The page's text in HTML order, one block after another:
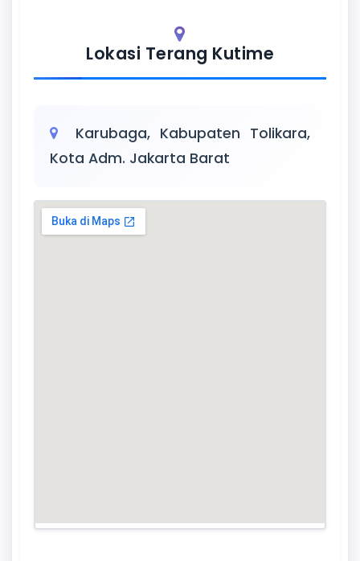
Lokasi Terang Kutime
Karubaga, Kabupaten Tolikara,
Kota Adm. Jakarta Barat